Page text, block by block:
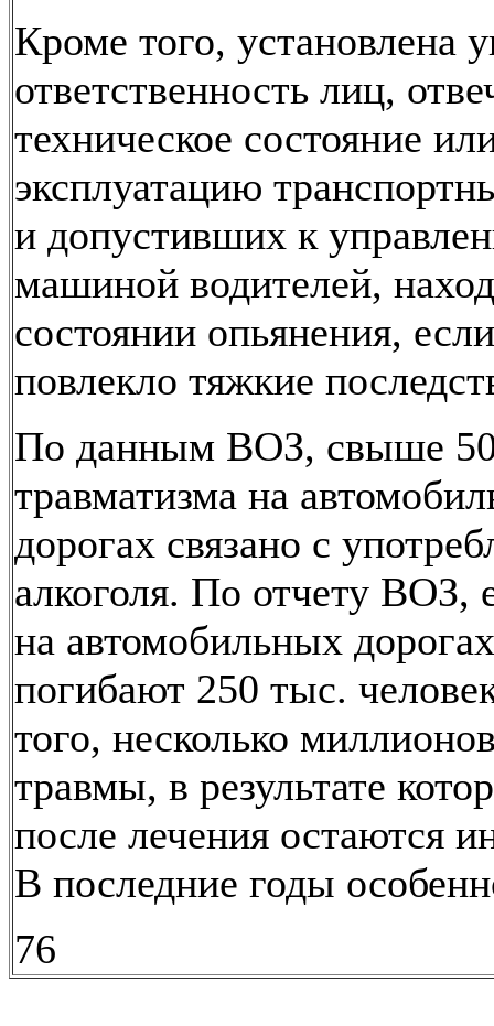
Кроме того, установлена
ответственность лиц,
техническое состояние
эксплуатацию
и допустивших к
машиной водителей,
состоянии опьянения,
повлекло тяжкие
По данным ВОЗ, свыше
травматизма на
дорогах связано с
алкоголя. По отчету ВОЗ,
на автомобильных
погибают 250 тыс.
того, несколько
травмы, в результате
после лечения остаются
В последние годы
76